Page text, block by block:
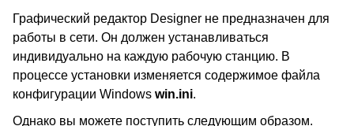
Графический редактор Designer не предназначен для
работы в сети. Он должен устанавливаться
индивидуально на каждую рабочую станцию. В
процессе установки изменяется содержимое файла
конфигурации Windows win.ini.
Однако вы можете поступить следующим образом.